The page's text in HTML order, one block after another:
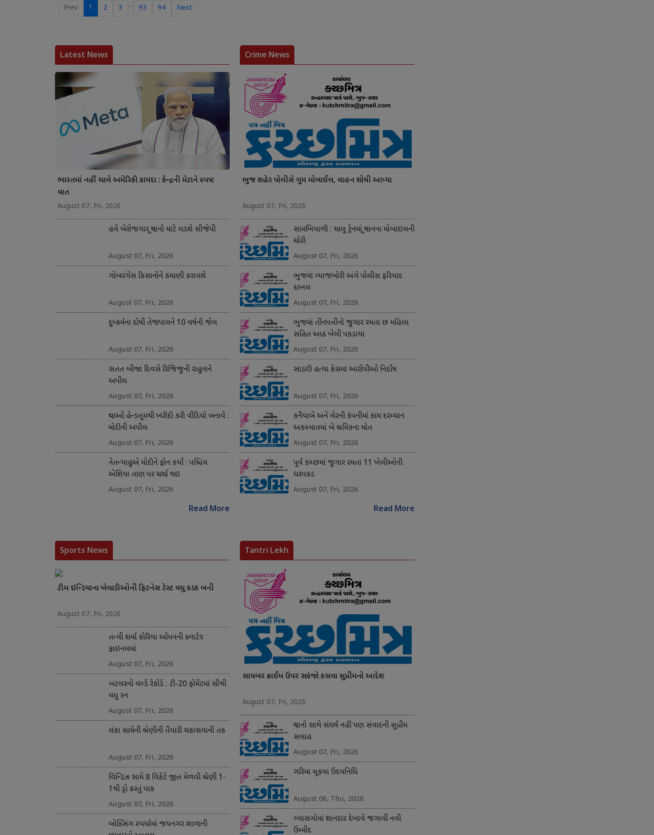
Prev 1 2 3 … 93 94 Next
Latest News
ભારતમાં નહીં ચાલે અમેરિકી કાયદા : કેન્દ્રની મેટાને સ્પષ્ટ
વાત
August 07, Fri, 2026
હવે બેરોજગાર યુવાનો માટે લડશે સીજેપી
August 07, Fri, 2026
ગોબરગેસ કિસાનોને કમાણી કરાવશે
August 07, Fri, 2026
દુષ્કર્મના દોષી તેજપાલને 10 વર્ષની જેલ
August 07, Fri, 2026
સતત બીજા દિવસે રિજિજુની રાહુલને
અપીલ
August 07, Fri, 2026
યુવાઓ હેન્ડલૂમથી ખરીદી કરી વીડિયો બનાવે :
મોદીની અપીલ
August 07, Fri, 2026
નેતન્યાહુએ મોદીને ફોન કર્યો : પશ્ચિમ
એશિયા તાણ પર ચર્ચા થઇ
August 07, Fri, 2026
Read More
Crime News
ભુજ શહેર પોલીસે ગુમ મોબાઈલ, વાહન શોધી આપ્યા
August 07, Fri, 2026
સામખિયાળી : ચાલુ ટ્રેનમાં યુવાનના મોબાઇલની
ચોરી
August 07, Fri, 2026
ભુજમાં વ્યાજખોરી અંગે પોલીસ ફરિયાદ
દાખલ
August 07, Fri, 2026
ભુજમાં તીનપત્તીનો જુગાર રમતા છ મહિલા
સહિત આઠ ખેલી પકડાયા
August 07, Fri, 2026
સાડાઉ હત્યા કેસમાં આરોપીઓ નિર્દોષ
August 07, Fri, 2026
કનૈયાબે અને લેરની કંપનીમાં કામ દરમ્યાન
અકસ્માતમાં બે શ્રમિકના મોત
August 07, Fri, 2026
પૂર્વ કચ્છમાં જુગાર રમતા 11 ખેલીઓની
ધરપકડ
August 07, Fri, 2026
Read More
Sports News
ટીમ ઇન્ડિયાના ખેલાડીઓની ફિટનેસ ટેસ્ટ વધુ કડક બની
August 07, Fri, 2026
તન્વી શર્મા કોરિયા ઓપનની ક્વાર્ટર
ફાઇનલમાં
August 07, Fri, 2026
બટલરનો વર્લ્ડ રેકોર્ડ : ટી-20 ફોર્મેટમાં સૌથી
વધુ રન
August 07, Fri, 2026
લંકા સામેની શ્રેણીની તૈયારી ચકાસવાની તક
August 07, Fri, 2026
વિન્ડિઝ સામે 8 વિકેટે જીત મેળવી શ્રેણી 1-
1થી ડ્રો કરતું પાક
August 07, Fri, 2026
બોક્સિંગ સ્પર્ધામાં જયનગર શાળાની
Tantri Lekh
સાયબર ક્રાઈમ ઉપર સકંજો કસવા સુપ્રીમનો આદેશ
August 07, Fri, 2026
યુવાનો સાથે સંઘર્ષ નહીં પણ સંવાદની સુપ્રીમ
સલાહ
August 07, Fri, 2026
ગરિમા ચૂકયા ઉદયનિધિ
August 06, Thu, 2026
ગ્લાસગોમાં શાનદાર દેખાવે જગાવી નવી
ઉમ્મીદ